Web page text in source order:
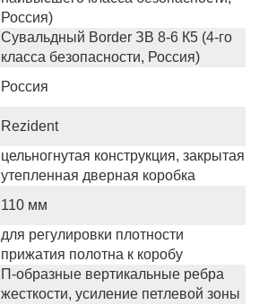
Россия)
Сувальдный Border ЗВ 8-6 К5 (4-го
класса безопасности, Россия)
Россия
Rezident
цельногнутая конструкция, закрытая
утепленная дверная коробка
110 мм
для регулировки плотности
прижатия полотна к коробу
П-образные вертикальные ребра
жесткости, усиление петлевой зоны